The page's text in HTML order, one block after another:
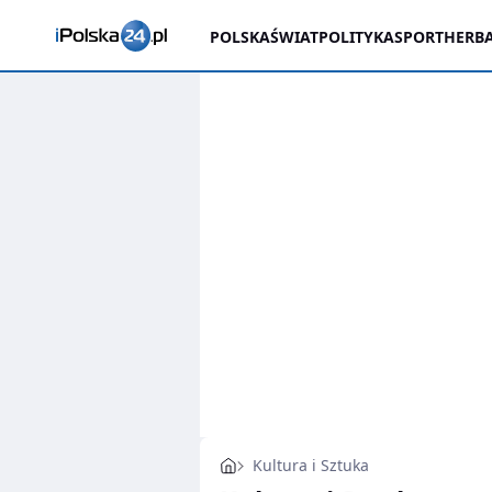
POLSKAŚWIATPOLITYKASPORT
Kultura i Sztuka